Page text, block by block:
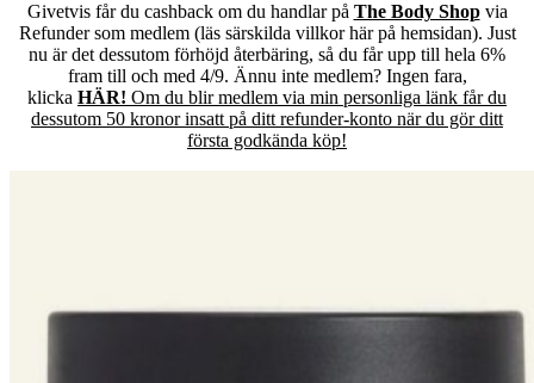
Givetvis får du cashback om du handlar på The Body Shopvia
Refunder som medlem (läs särskilda villkor här på hemsidan). Just
nu är det dessutom förhöjd återbäring, så du får upp till hela 6%
fram till och med 4/9. Ännu inte medlem? Ingen fara,
klicka HÄR! Om du blir medlem via min personliga länk får du
dessutom 50 kronor insatt på ditt refunder-konto när du gör ditt
första godkända köp!